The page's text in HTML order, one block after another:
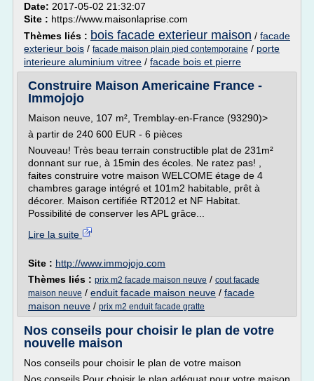
Date: 2017-05-02 21:32:07
Site : https://www.maisonlaprise.com
Thèmes liés : bois facade exterieur maison / facade
exterieur bois / facade maison plain pied contemporaine / porte
interieure aluminium vitree / facade bois et pierre
Construire Maison Americaine France -
Immojojo
Maison neuve, 107 m², Tremblay-en-France (93290)>
à partir de 240 600 EUR - 6 pièces
Nouveau! Très beau terrain constructible plat de 231m²
donnant sur rue, à 15min des écoles. Ne ratez pas! ,
faites construire votre maison WELCOME étage de 4
chambres garage intégré et 101m2 habitable, prêt à
décorer. Maison certifiée RT2012 et NF Habitat.
Possibilité de conserver les APL grâce...
Lire la suite
Site : http://www.immojojo.com
Thèmes liés : prix m2 facade maison neuve / cout facade
maison neuve / enduit facade maison neuve / facade
maison neuve / prix m2 enduit facade gratte
Nos conseils pour choisir le plan de votre
nouvelle maison
Nos conseils pour choisir le plan de votre maison